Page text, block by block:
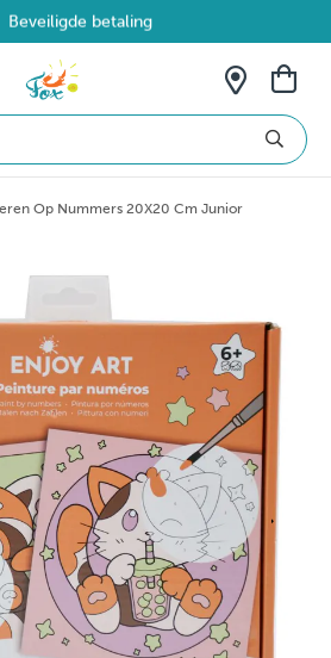
Beveiligde betaling
vanaf €69 in België
Op Nummers 20X20 Cm Junior